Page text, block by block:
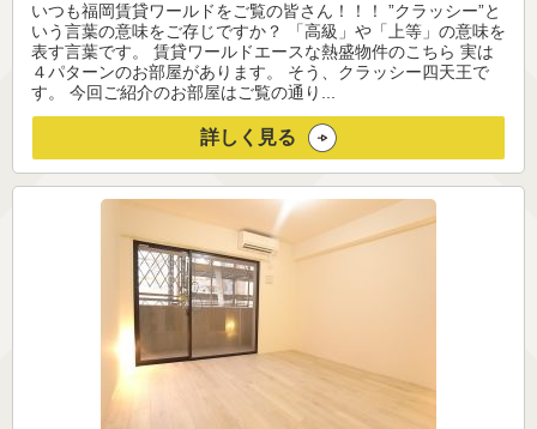
いつも福岡賃貸ワールドをご覧の皆さん！！！ ”クラッシー”と
いう言葉の意味をご存じですか？ 「高級」や「上等」の意味を
表す言葉です。 賃貸ワールドエースな熱盛物件のこちら 実は
４パターンのお部屋があります。 そう、クラッシー四天王で
す。 今回ご紹介のお部屋はご覧の通り...
詳しく見る